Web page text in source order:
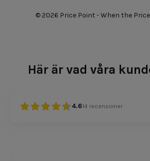
© 2026 Price Point - When the
Här är vad våra
4.614 recensioner